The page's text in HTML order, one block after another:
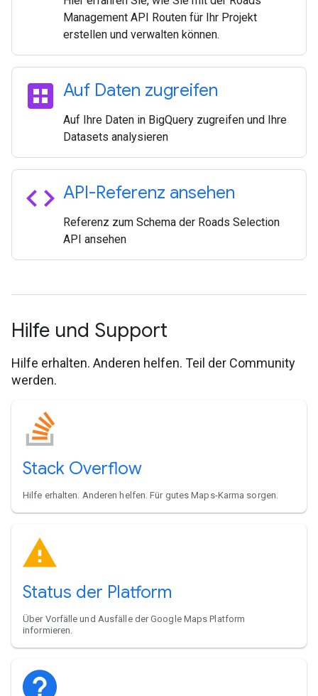
Management API Routen für Ihr Projekt
erstellen und verwalten können.
dataset Auf Daten zugreifen
Auf Ihre Daten in BigQuery zugreifen und Ihre
Datasets analysieren
code API-Referenz ansehen
Referenz zum Schema der Roads Selection
API ansehen
Hilfe und Support
Hilfe erhalten. Anderen helfen. Teil der Community
werden.
Stack Overflow
Hilfe erhalten. Anderen helfen. Für gutes Maps-Karma sorgen.
Status der Platform
Über Vorfälle und Ausfälle der Google Maps Platform
informieren.